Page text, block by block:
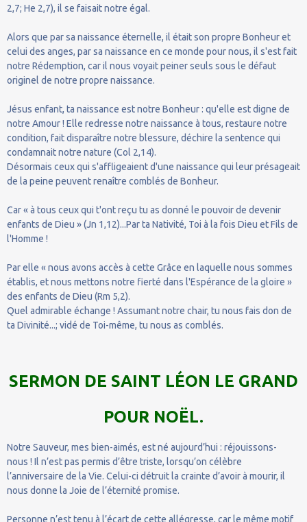
2,7; He 2,7), il se faisait notre égal.
Alors que par sa naissance éternelle, il était son propre Bonheur et
celui des anges, par sa naissance en ce monde pour nous, il s'est fait
notre Rédemption, car il nous voyait peiner seuls sous le défaut
originel de notre propre naissance.
Jésus enfant, ta naissance est notre Bonheur : qu'elle est digne de
notre Amour ! Elle redresse notre naissance à tous, restaure notre
condition, fait disparaître notre blessure, déchire la sentence qui
condamnait notre nature (Col 2,14).
Désormais ceux qui s'affligeaient d'une naissance qui leur présageait
de la peine peuvent renaître comblés de Bonheur.
Car « à tous ceux qui t'ont reçu tu as donné le pouvoir de devenir
enfants de Dieu » (Jn 1,12)...Par ta Nativité, Toi à la fois Dieu et Fils de
l'Homme !
Par elle « nous avons accès à cette Grâce en laquelle nous sommes
établis, et nous mettons notre fierté dans l'Espérance de la gloire »
des enfants de Dieu (Rm 5,2).
Quel admirable échange ! Assumant notre chair, tu nous fais don de
ta Divinité...; vidé de Toi-même, tu nous as comblés.
SERMON DE SAINT LÉON LE GRAND
POUR NOËL.
Notre Sauveur, mes bien-aimés, est né aujourd’hui : réjouissons-
nous ! Il n’est pas permis d’être triste, lorsqu’on célèbre
l’anniversaire de la Vie. Celui-ci détruit la crainte d’avoir à mourir, il
nous donne la Joie de l’éternité promise.
Personne n’est tenu à l’écart de cette allégresse, car le même motif